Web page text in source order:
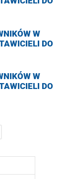
W
DO
W
DO